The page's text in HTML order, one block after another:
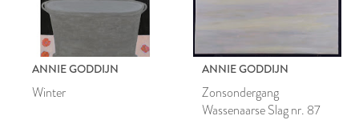
ANNIE GODDIJN
Winter
ANNIE GODDIJN
Zonsondergang
Wassenaarse Slag nr. 87